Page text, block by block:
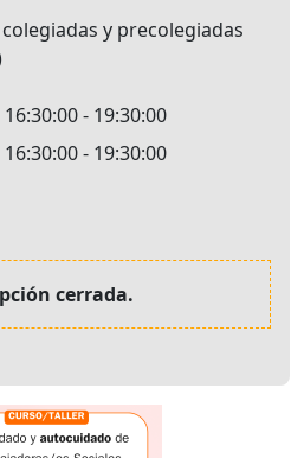
y precolegiadas
16:30:00 - 19:30:00
16:30:00 - 19:30:00
cerrada.